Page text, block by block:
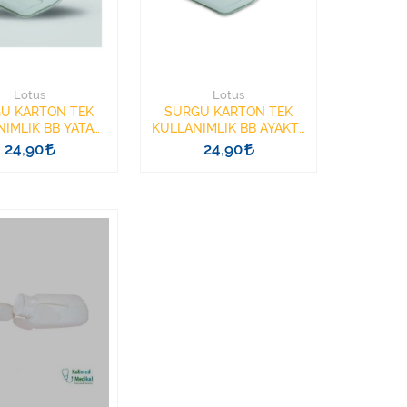
Lotus
KARTON TEK
BB YATAN
24,90
Lotus
SÜRGÜ KARTON TEK
KULLANIMLIK BB AYAKTA
HASTA(STANDART)
24,90